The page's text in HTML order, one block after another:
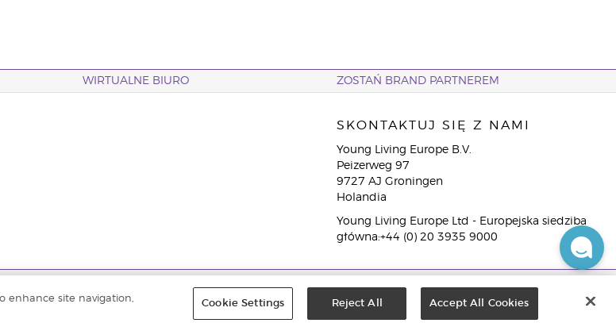
WIRTUALNE BIURO ZOSTAŃ BRAND PARTNEREM
SKONTAKTUJ SIĘ Z NAMI
Young Living Europe B.V.
Peizerweg 97
9727 AJ Groningen
Holandia
Young Living Europe Ltd - Europejska siedziba
główna:+44 (0) 20 3935 9000
enhance site navigation,
Cookie Settings Reject All Accept All Cookies